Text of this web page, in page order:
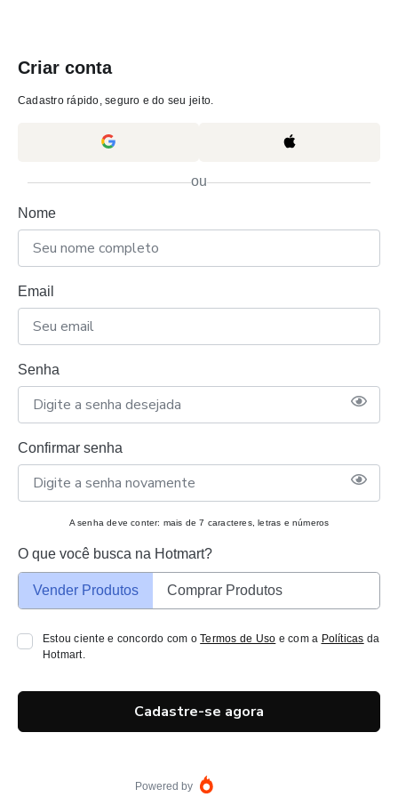
Criar conta
Cadastro rápido, seguro e do seu jeito.
ou
Nome
Email
Senha
Confirmar senha
A senha deve conter: mais de 7 caracteres, letras e números
O que você busca na Hotmart?
Vender Produtos Comprar Produtos
Estou ciente e concordo com oTermos de Uso e com a Políticas da
Hotmart.
Cadastre-se agora
Powered by